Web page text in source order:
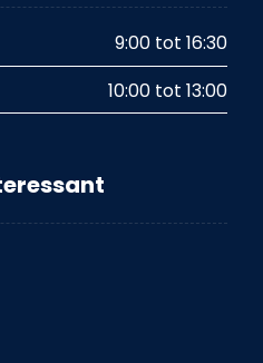
9:00 tot 16:30
10:00 tot 13:00